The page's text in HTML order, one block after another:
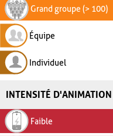
Grand groupe (> 100)
Équipe
Individuel
INTENSITÉ D'ANIMATION
Faible